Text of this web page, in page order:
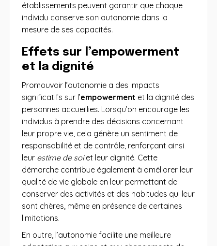
établissements peuvent garantir que chaque
individu conserve son autonomie dans la
mesure de ses capacités.
Effets sur l’empowerment
et la dignité
Promouvoir l’autonomie a des impacts
significatifs sur l’empowerment et la dignité des
personnes accueillies. Lorsqu’on encourage les
individus à prendre des décisions concernant
leur propre vie, cela génère un sentiment de
responsabilité et de contrôle, renforçant ainsi
leur estime de soiet leur dignité. Cette
démarche contribue également à améliorer leur
qualité de vie globale en leur permettant de
conserver des activités et des habitudes qui leur
sont chères, même en présence de certaines
limitations.
En outre, l’autonomie facilite une meilleure